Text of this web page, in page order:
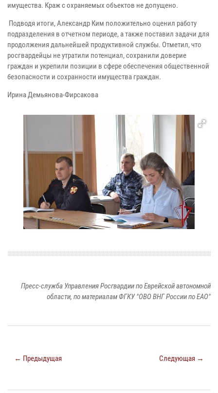
имущества. Краж с охраняемых объектов не допущено.
Подводя итоги, Александр Ким положительно оценил работу
подразделения в отчетном периоде, а также поставил задачи для
продолжения дальнейшей продуктивной службы. Отметил, что
росгвардейцы не утратили потенциал, сохранили доверие
граждан и укрепили позиции в сфере обеспечения общественной
безопасности и сохранности имущества граждан.
Ирина Демьянова-Фирсакова
Пресс-служба Управления Росгвардии по Еврейской автономной
области, по материалам ФГКУ "ОВО ВНГ России по ЕАО"
← Предыдущая Следующая →